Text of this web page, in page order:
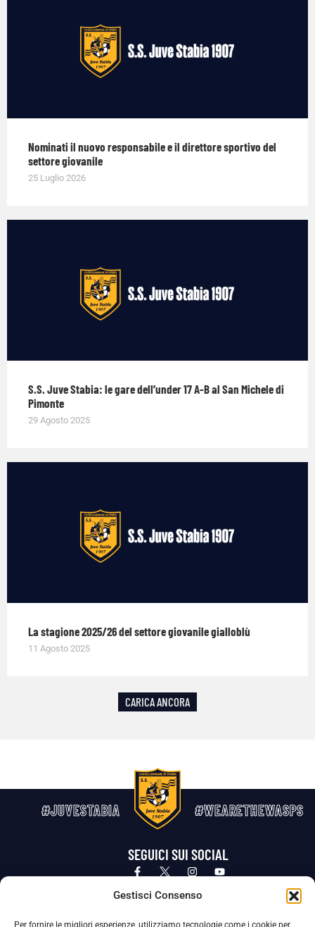
Gestisci Consenso
Per fornire le migliori esperienze, utilizziamo tecnologie come i cookie per
Nominati il nuovo responsabile e il direttore sportivo del
settore giovanile
25 Luglio 2026
S.S. Juve Stabia: le gare dell’under 17 A-B al San Michele di
Pimonte
29 Agosto 2025
La stagione 2025/26 del settore giovanile gialloblù
11 Agosto 2025
CARICA ANCORA
#JUVESTABIA #WEARETHEWASPS
SEGUICI SUI SOCIAL
Privacy Policy Cookie Policy